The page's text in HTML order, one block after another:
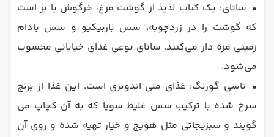
• ساتای: یک کباب لذیذ از گوشت مرغ، خرگوش یا بز است
که گوشت را در زردچوبه، سس باربیکیو و سس بادام
زمینی مزه دار می‌کنند. ساتای نوعی غذای خیابانی محسوب
می‌شود.
• ناسی گورنگ: غذای ملی اندونزی است. این غذا از برنج
سرخ شده با ترکیب سس غلیظ سویا که به آن کچاپ می
گویند و سبزیجاتی مثل هویج و خیار تهیه شده و روی آن